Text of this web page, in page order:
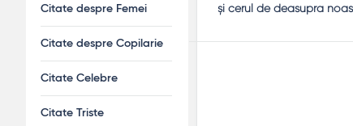
şi cerul de deasupra
Citate despre Femei
Citate despre Copilarie
Citate Celebre
Citate Triste